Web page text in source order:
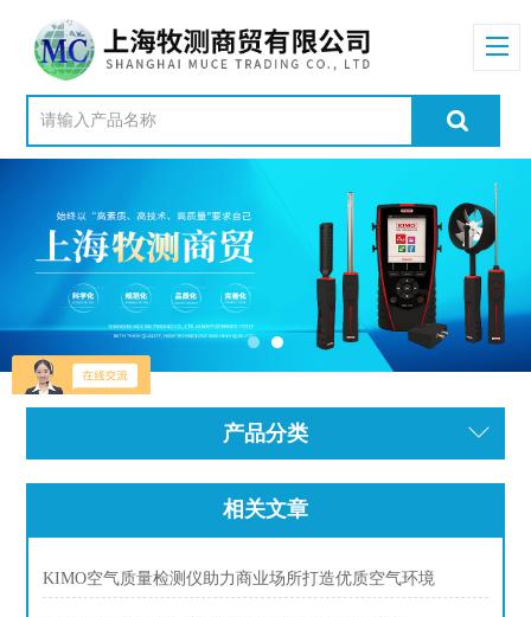
产品分类
相关文章
KIMO空气质量检测仪助力商业场所打造优质空气环境